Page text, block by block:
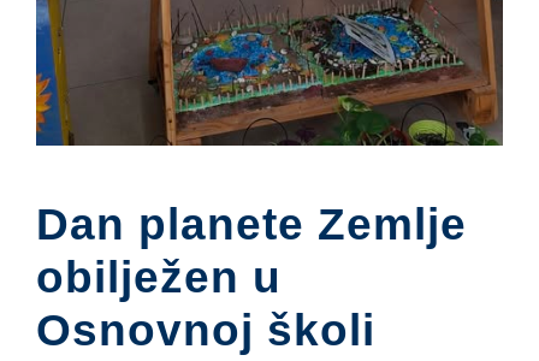
Dan planete Zemlje
obilježen u
Osnovnoj školi